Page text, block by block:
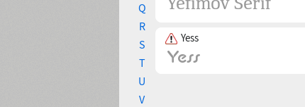
Q
R
S
T
U
V
Yess